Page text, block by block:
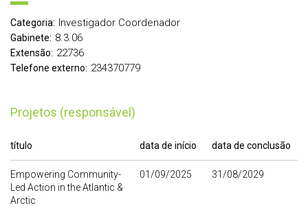
Categoria: Investigador Coordenador
Gabinete: 8.3.06
Extensão: 22736
Telefone externo: 234370779
Projetos (responsável)
título data de início data de conclusão
Empowering Community-
Led Action in the Atlantic &
Arctic
01/09/2025 31/08/2029